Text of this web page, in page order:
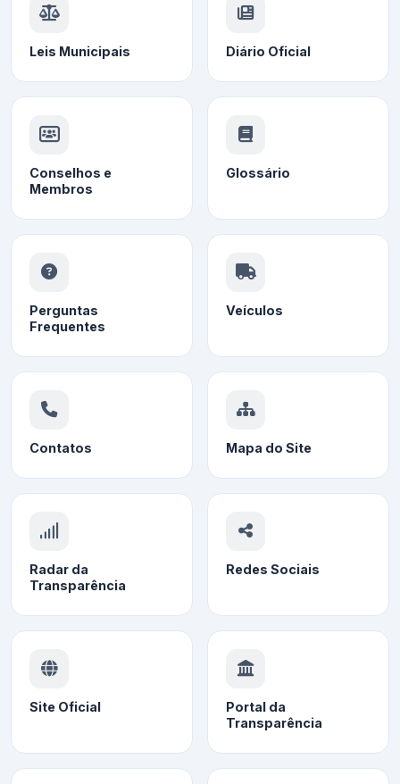
Leis Municipais Diário Oficial
Conselhos e
Membros
Glossário
Perguntas
Frequentes
Veículos
Contatos Mapa do Site
Radar da
Transparência
Redes Sociais
Site Oficial
Portal da
Transparência